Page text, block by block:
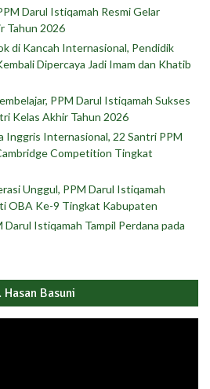
Darul Istiqamah Resmi Gelar
Tahun 2026
di Kancah Internasional, Pendidik
Dipercaya Jadi Imam dan Khatib
PPM Darul Istiqamah Sukses
Kelas Akhir Tahun 2026
Inggris Internasional, 22 Santri PPM
Competition Tingkat
Unggul, PPM Darul Istiqamah
OBA Ke-9 Tingkat Kabupaten
Istiqamah Tampil Perdana pada
Basuni